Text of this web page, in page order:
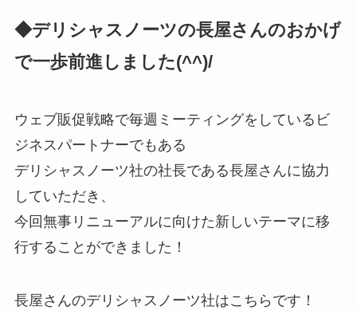
◆デリシャスノーツの長屋さんのおかげ
で一歩前進しました(^^)/
ウェブ販促戦略で毎週ミーティングをしているビ
ジネスパートナーでもある
デリシャスノーツ社の社長である長屋さんに協力
していただき、
今回無事リニューアルに向けた新しいテーマに移
行することができました！
長屋さんのデリシャスノーツ社はこちらです！